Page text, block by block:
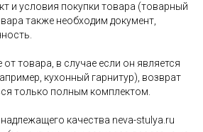
и условия покупки товара (товарный
также необходим документ,
товара, в случае если он является
кухонный гарнитур), возврат
только полным комплектом.
качества neva-stulya.ru